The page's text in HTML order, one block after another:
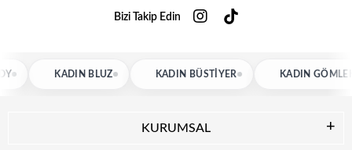
Bizi Takip Edin
KADIN BLUZ KADIN BÜSTIYER KADIN GÖMLEK
KURUMSAL